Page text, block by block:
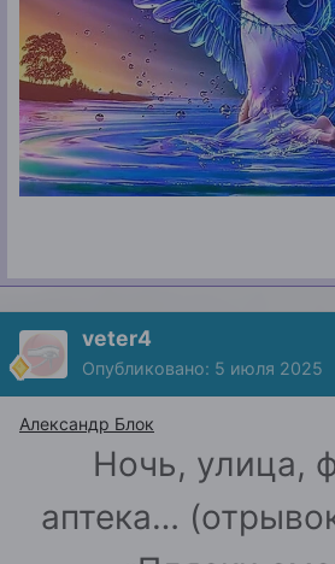
veter4
Опубликовано: 5 июля 2025
Александр Блок
Ночь, улица,
аптека…